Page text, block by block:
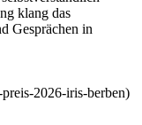
klang das
Gesprächen in
2026-iris-berben)